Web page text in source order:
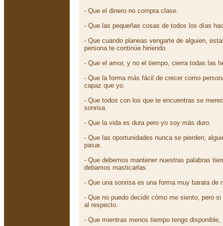
- Que el dinero no compra clase.
- Que las pequeñas cosas de todos los días
- Que cuando planeas vengarte de alguien,
persona te continúe hiriendo.
- Que el amor, y no el tiempo, cierra todas las
- Que la forma más fácil de crecer como
capaz que yo.
- Que todos con los que te encuentras se
sonrisa.
- Que la vida es dura pero yo soy más duro.
- Que las oportunidades nunca se pierden;
pasar.
- Que debemos mantener nuestras palabras
debamos masticarlas.
- Que una sonrisa es una forma muy barata de
- Que no puedo decidir cómo me siento, pero
al respecto.
- Que mientras menos tiempo tengo